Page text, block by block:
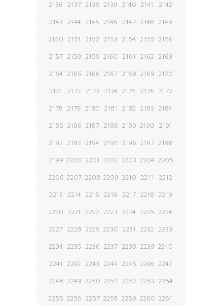
2136 2137 2138 2139 2140 2141 2142
2143 2144 2145 2146 2147 2148 2149
2150 2151 2152 2153 2154 2155 2156
2157 2158 2159 2160 2161 2162 2163
2164 2165 2166 2167 2168 2169 2170
2171 2172 2173 2174 2175 2176 2177
2178 2179 2180 2181 2182 2183 2184
2185 2186 2187 2188 2189 2190 2191
2192 2193 2194 2195 2196 2197 2198
2199 2200 2201 2202 2203 2204 2205
2206 2207 2208 2209 2210 2211 2212
2213 2214 2215 2216 2217 2218 2219
2220 2221 2222 2223 2224 2225 2226
2227 2228 2229 2230 2231 2232 2233
2234 2235 2236 2237 2238 2239 2240
2241 2242 2243 2244 2245 2246 2247
2248 2249 2250 2251 2252 2253 2254
2255 2256 2257 2258 2259 2260 2261